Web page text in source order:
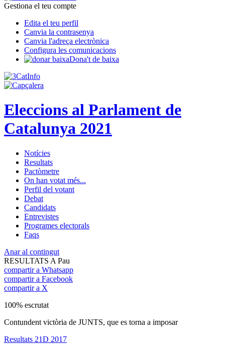
Gestiona el teu compte
Edita el teu perfil
Canvia la contrasenya
Canvia l'adreça electrònica
Configura les comunicacions
Dona't de baixa
Eleccions al Parlament de
Catalunya 2021
Notícies
Resultats
Pactòmetre
On han votat més...
Perfil del votant
Debat
Candidats
Entrevistes
Programes electorals
Faqs
Anar al contingut
RESULTATS A Pau
compartir a Whatsapp
compartir a Facebook
compartir a X
100% escrutat
Contundent victòria de JUNTS, que es torna a imposar
Resultats 21D 2017